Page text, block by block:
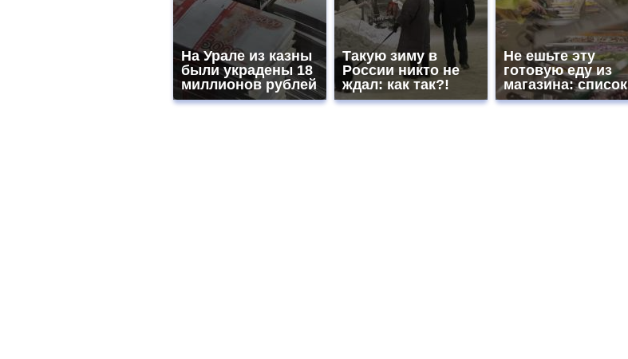
На Урале из казны
были украдены 18
миллионов рублей
Такую зиму в
России никто не
ждал: как так?!
Не ешьте эту
готовую еду из
магазина: список